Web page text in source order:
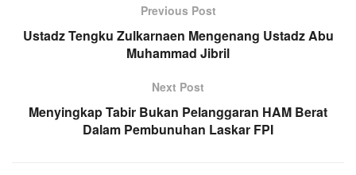
Previous Post
Ustadz Tengku Zulkarnaen Mengenang Ustadz Abu
Muhammad Jibril
Next Post
Menyingkap Tabir Bukan Pelanggaran HAM Berat
Dalam Pembunuhan Laskar FPI